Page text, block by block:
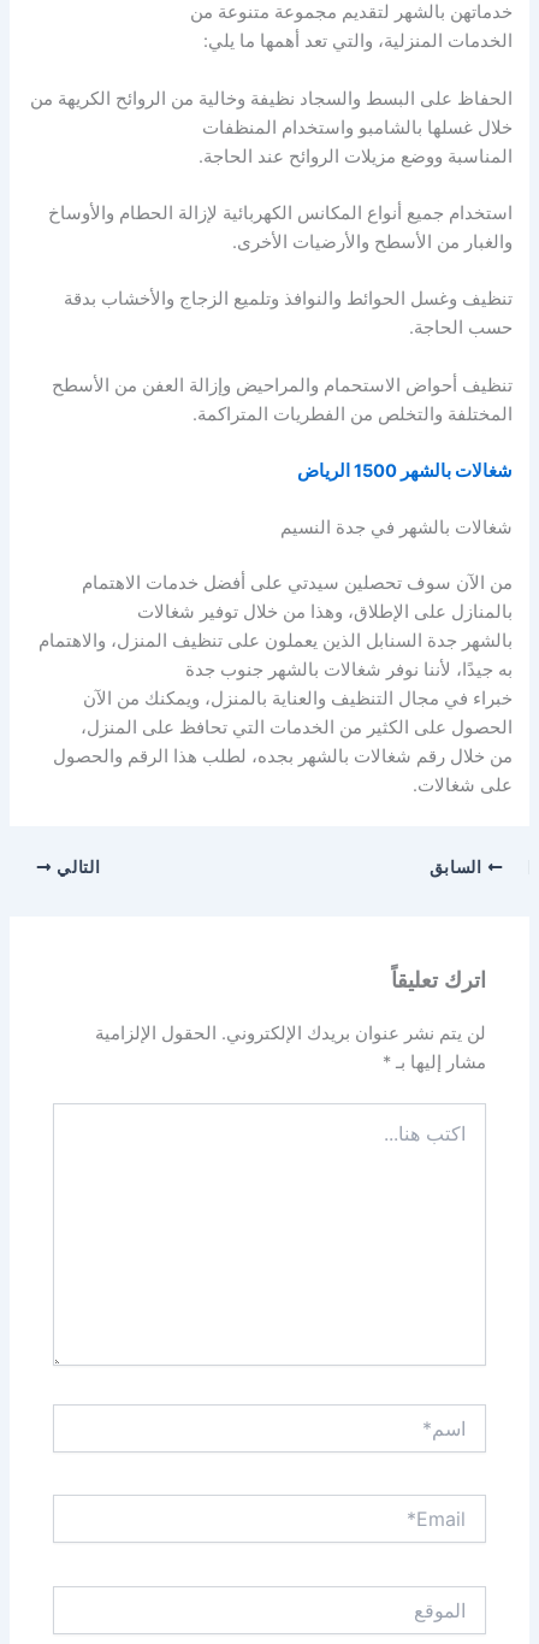
خدماتهن بالشهر لتقديم مجموعة متنوعة من
الخدمات المنزلية، والتي تعد أهمها ما يلي:
الحفاظ على البسط والسجاد نظيفة وخالية من الروائح الكريهة من
خلال غسلها بالشامبو واستخدام المنظفات
المناسبة ووضع مزيلات الروائح عند الحاجة.
استخدام جميع أنواع المكانس الكهربائية لإزالة الحطام والأوساخ
والغبار من الأسطح والأرضيات الأخرى.
تنظيف وغسل الحوائط والنوافذ وتلميع الزجاج والأخشاب بدقة
حسب الحاجة.
تنظيف أحواض الاستحمام والمراحيض وإزالة العفن من الأسطح
المختلفة والتخلص من الفطريات المتراكمة.
شغالات بالشهر 1500 الرياض
شغالات بالشهر في جدة النسيم
من الآن سوف تحصلين سيدتي على أفضل خدمات الاهتمام
بالمنازل على الإطلاق، وهذا من خلال توفير شغالات
بالشهر جدة السنابل الذين يعملون على تنظيف المنزل، والاهتمام
به جيدًا، لأننا نوفر شغالات بالشهر جنوب جدة
خبراء في مجال التنظيف والعناية بالمنزل، ويمكنك من الآن
الحصول على الكثير من الخدمات التي تحافظ على المنزل،
من خلال رقم شغالات بالشهر بجده، لطلب هذا الرقم والحصول
على شغالات.
السابق التالي
اترك تعليقاً
لن يتم نشر عنوان بريدك الإلكتروني. الحقول الإلزامية
مشار إليها بـ*
هنا...